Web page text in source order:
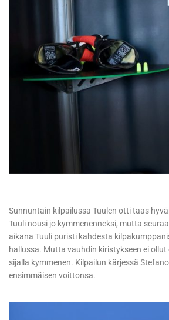
Sunnuntain kilpailussa Tuulen otti taas
Tuuli nousi jo kymmenenneksi, mutta
aikana Tuuli puristi kahdesta
hallussa. Mutta vauhdin kiristykseen ei
sijalla kymmenen. Kilpailun kärjessä
ensimmäisen voittonsa.